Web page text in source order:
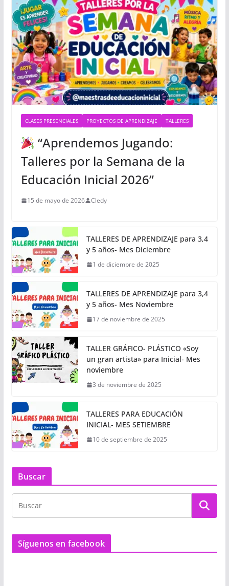
CLASES PRESENCIALES PROYECTOS DE APRENDIZAJE TALLERES
“Aprendemos Jugando:
Talleres por la Semana de la
Educación Inicial 2026”
15 de mayo de 2026 Cledy
TALLERES DE APRENDIZAJE para 3,4
y 5 años- Mes Diciembre
1 de diciembre de 2025
TALLERES DE APRENDIZAJE para 3,4
y 5 años- Mes Noviembre
17 de noviembre de 2025
TALLER GRÁFICO- PLÁSTICO «Soy
un gran artista» para Inicial- Mes
noviembre
3 de noviembre de 2025
TALLERES PARA EDUCACIÓN
INICIAL- MES SETIEMBRE
10 de septiembre de 2025
Buscar
Síguenos en facebook